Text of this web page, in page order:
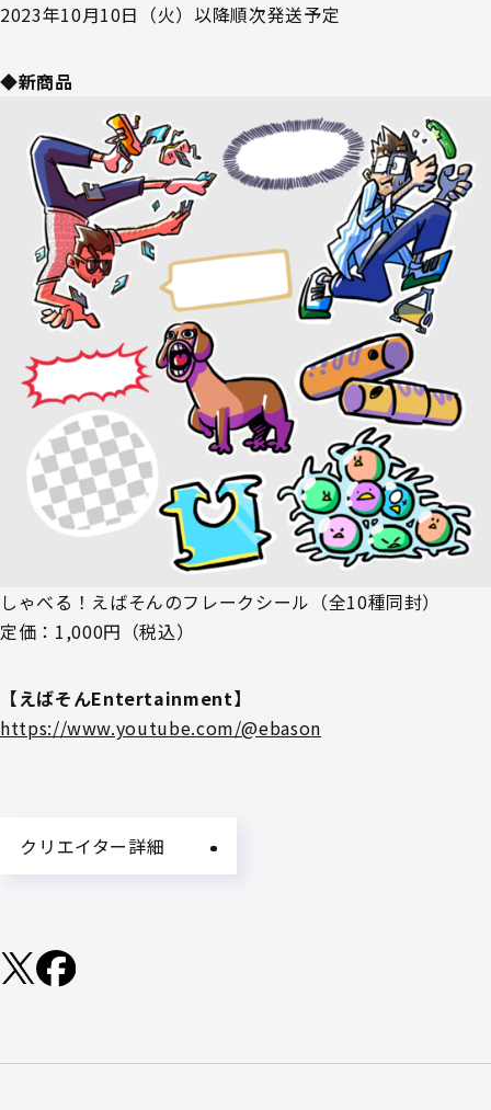
2023年10月10日（火）以降順次発送予定
◆新商品
しゃべる！えばそんのフレークシール（全10種同封）
定価：1,000円（税込）
【えばそんEntertainment】
https://www.youtube.com/@ebason
クリエイター詳細